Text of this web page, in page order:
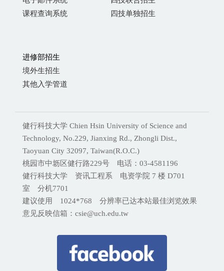
课程查询系统
四技单独招生
进修部招生
境外生招生
其他入学管道
健行科技大学 Chien Hsin University of Science and
Technology, No.229, Jianxing Rd., Zhongli Dist.,
Taoyuan City 32097, Taiwan(R.O.C.)
桃园市中坜区健行路229号 电话：03-4581196
健行科技大学 资讯工程系 电资学院 7 楼 D701
室 分机7701
建议使用 1024*768 分辨率已达本站最佳浏览效果
意见反映信箱：csie@uch.edu.tw